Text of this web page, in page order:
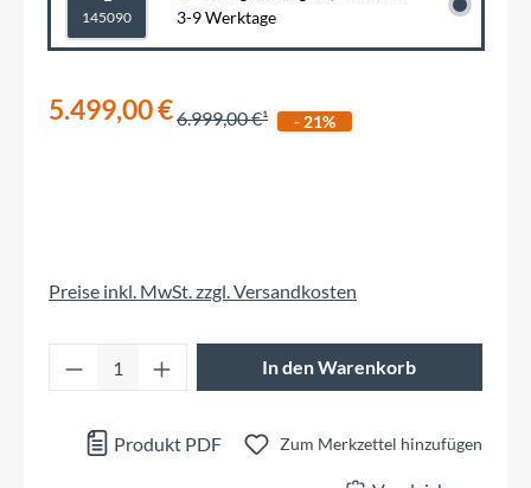
145090
3-9 Werktage
5.499,00 €6.999,00 € - 21%
Preise inkl. MwSt. zzgl. Versandkosten
Produkt Anzahl: Gib den gewünschten
In den Warenkorb
Produkt PDF Zum Merkzettel hinzufügen